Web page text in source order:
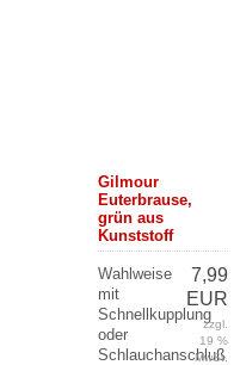
Gilmour
Euterbrause,
grün aus
Kunststoff
Wahlweise
mit
Schnellkupplung
oder
Schlauchanschluß
7,99
EUR
zzgl.
19 %
MwSt.